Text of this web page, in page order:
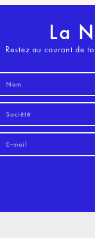
La
Restez au courant de